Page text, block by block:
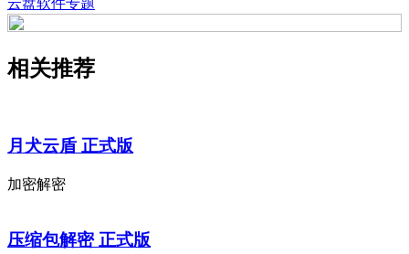
相关推荐
月犬云盾 正式版
加密解密
压缩包解密 正式版